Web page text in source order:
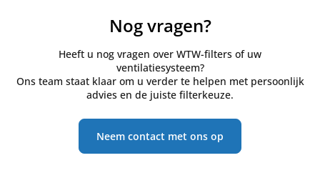
Nog vragen?
Heeft u nog vragen over WTW-filters of uw
ventilatiesysteem?
Ons team staat klaar om u verder te helpen met persoonlijk
advies en de juiste filterkeuze.
Neem contact met ons op